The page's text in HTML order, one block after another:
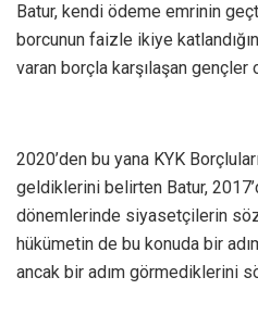
Batur, kendi ödeme emrinin
borcunun faizle ikiye
varan borçla karşılaşan gençler
2020’den bu yana KYK
geldiklerini belirten Batur,
dönemlerinde siyasetçilerin
hükümetin de bu konuda bir
ancak bir adım görmediklerini